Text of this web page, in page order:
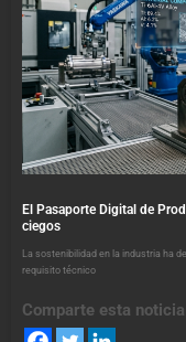
El Pasaporte Digital de
ciegos
La sostenibilidad en la industria ha
requisito técnico
Comparte esta